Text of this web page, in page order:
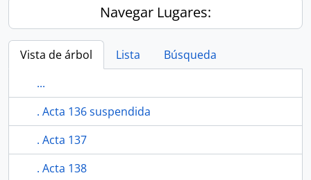
Navegar Lugares:
Vista de árbol Lista
Búsqueda
...
. Acta 136 suspendida
. Acta 137
. Acta 138